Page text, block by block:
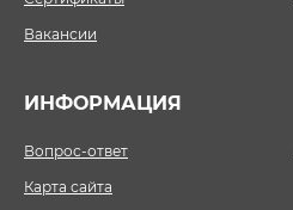
Вакансии
ИНФОРМАЦИЯ
Вопрос-ответ
Карта сайта